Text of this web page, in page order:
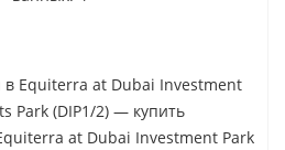
в Equiterra at Dubai Investment
Park (DIP1/2) — купить
at Dubai Investment Park